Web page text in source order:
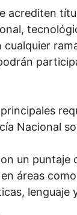
acrediten
cualquier
Nacional
un puntaje
en áreas
lenguaje